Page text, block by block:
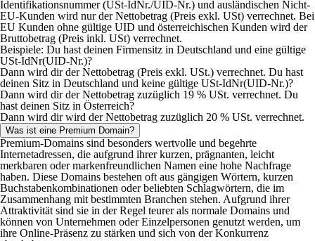
Identifikationsnummer (USt-IdNr./UID-Nr.) und ausländischen Nicht-
EU-Kunden wird nur der Nettobetrag (Preis exkl. USt) verrechnet. Bei
EU Kunden ohne gültige UID und österreichischen Kunden wird der
Bruttobetrag (Preis inkl. USt) verrechnet.
Beispiele: Du hast deinen Firmensitz in Deutschland und eine gültige
USt-IdNr(UID-Nr.)?
Dann wird dir der Nettobetrag (Preis exkl. USt.) verrechnet. Du hast
deinen Sitz in Deutschland und keine gültige USt-IdNr(UID-Nr.)?
Dann wird dir der Nettobetrag zuzüglich 19 % USt. verrechnet. Du
hast deinen Sitz in Österreich?
Dann wird dir wird der Nettobetrag zuzüglich 20 % USt. verrechnet.
Was ist eine Premium Domain?
Premium-Domains sind besonders wertvolle und begehrte
Internetadressen, die aufgrund ihrer kurzen, prägnanten, leicht
merkbaren oder markenfreundlichen Namen eine hohe Nachfrage
haben. Diese Domains bestehen oft aus gängigen Wörtern, kurzen
Buchstabenkombinationen oder beliebten Schlagwörtern, die im
Zusammenhang mit bestimmten Branchen stehen. Aufgrund ihrer
Attraktivität sind sie in der Regel teurer als normale Domains und
können von Unternehmen oder Einzelpersonen genutzt werden, um
ihre Online-Präsenz zu stärken und sich von der Konkurrenz